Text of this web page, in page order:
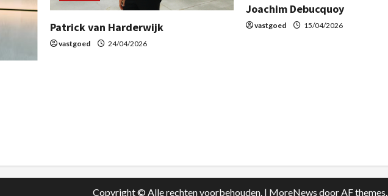
Patrick van Harderwijk
vastgoed 24/04/2026
Joachim Debucquoy
vastgoed 15/04/2026
Copyright © Alle rechten voorbehouden. | MoreNews door AF themes.